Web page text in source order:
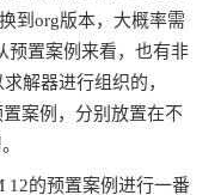
到org版本，大概率需
预置案例来看，也有非
解器进行组织的，
案例，分别放置在不
12的预置案例进行一番